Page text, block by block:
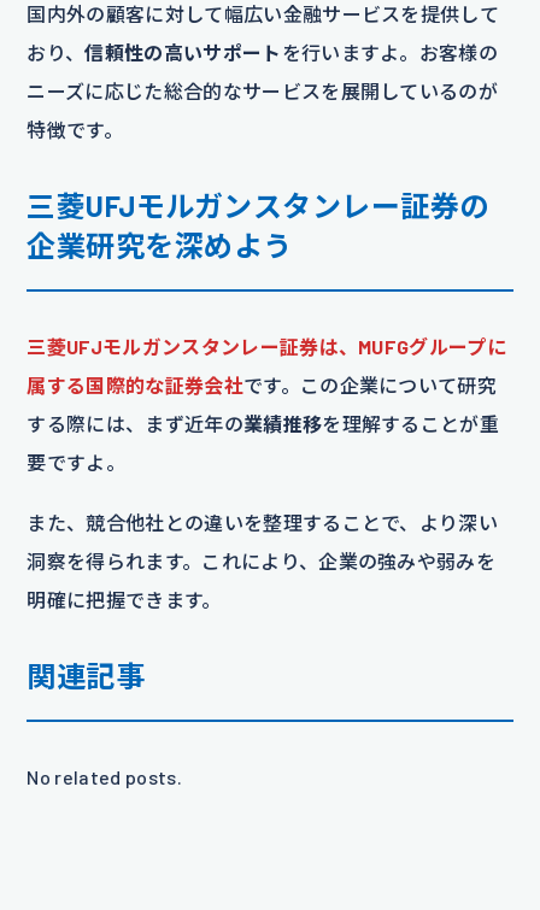
国内外の顧客に対して幅広い金融サービスを提供して
おり、信頼性の高いサポート を行いますよ。お客様の
ニーズに応じた総合的なサービスを展開しているのが
特徴です。
三菱UFJモルガンスタンレー証券の
企業研究を深めよう
三菱UFJモルガンスタンレー証券は、MUFGグループに
属する国際的な証券会社です。この企業について研究
する際には、まず近年の業績推移を理解することが重
要ですよ。
また、競合他社との違いを整理することで、より深い
洞察を得られます。これにより、企業の強みや弱みを
明確に把握できます。
関連記事
No related posts.